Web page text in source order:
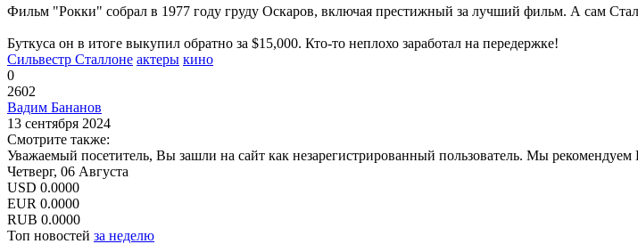
Фильм "Рокки" собрал в 1977 году груду Оскаров, включая престижный за лучший фильм. А сам
Буткуса он в итоге выкупил обратно за $15,000. Кто-то неплохо заработал на передержке!
Сильвестр Сталлоне актеры кино
0
2602
Вадим Бананов
13 сентября 2024
Смотрите также:
Уважаемый посетитель, Вы зашли на сайт как незарегистрированный пользователь. Мы рекомендуем
Четверг, 06 Августа
USD 0.0000
EUR 0.0000
RUB 0.0000
Топ новостей за неделю